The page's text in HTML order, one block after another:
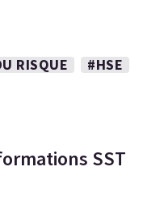
RISQUE
#HSE
SST